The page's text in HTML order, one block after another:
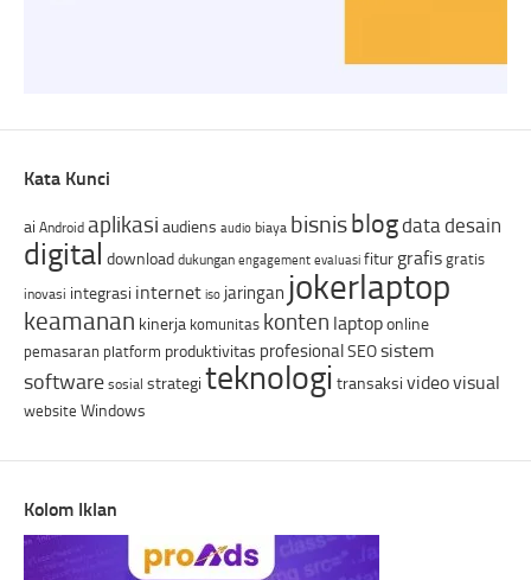
Kata Kunci
ai Android aplikasi audiens audio biaya bisnisblogdata desain
digital download dukungan engagement evaluasi fitur grafis gratis
inovasi integrasi internet iso jaringan jokerlaptop
keamanan kinerja komunitas konten laptoponline
pemasaran platform produktivitas profesionalSEOsistem
software sosial strategi teknologi transaksi videovisual
website Windows
Kolom Iklan